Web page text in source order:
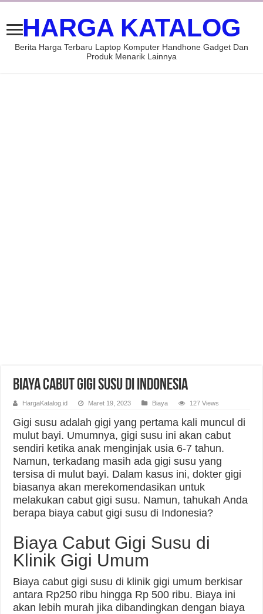
HARGA KATALOG
Berita Harga Terbaru Laptop Komputer Handhone Gadget Dan
Produk Menarik Lainnya
Biaya Cabut Gigi Susu di Indonesia
HargaKatalog.id Maret 19, 2023 Biaya 127 Views
Gigi susu adalah gigi yang pertama kali muncul di
mulut bayi. Umumnya, gigi susu ini akan cabut
sendiri ketika anak menginjak usia 6-7 tahun.
Namun, terkadang masih ada gigi susu yang
tersisa di mulut bayi. Dalam kasus ini, dokter gigi
biasanya akan merekomendasikan untuk
melakukan cabut gigi susu. Namun, tahukah Anda
berapa biaya cabut gigi susu di Indonesia?
Biaya Cabut Gigi Susu di
Klinik Gigi Umum
Biaya cabut gigi susu di klinik gigi umum berkisar
antara Rp250 ribu hingga Rp 500 ribu. Biaya ini
akan lebih murah jika dibandingkan dengan biaya